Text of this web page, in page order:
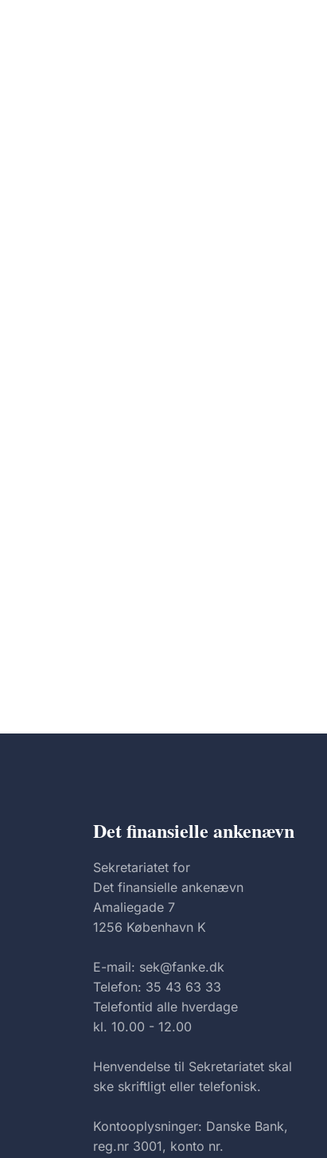
Det finansielle ankenævn
Sekretariatet for
Det finansielle ankenævn
Amaliegade 7
1256 København K
E-mail: sek@fanke.dk
Telefon: 35 43 63 33
Telefontid alle hverdage
kl. 10.00 - 12.00
Henvendelse til Sekretariatet skal
ske skriftligt eller telefonisk.
Kontooplysninger: Danske Bank,
reg.nr 3001, konto nr.